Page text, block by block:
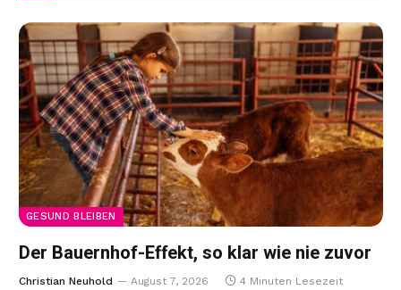
GESUND BLEIBEN
Der Bauernhof-Effekt, so klar wie nie zuvor
Christian Neuhold August 7, 2026 4 Minuten Lesezeit